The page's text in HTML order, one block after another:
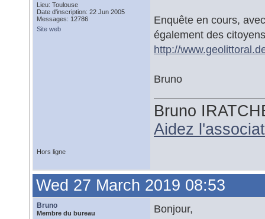
Lieu: Toulouse
Date d'inscription: 22 Jun 2005
Messages: 12786
Site web
Enquête en cours,
également des
http://
Bruno
Bruno
Aidez
Hors ligne
Wed 27 March 2019 08:53
Bruno
Membre du bureau
Bonjour,